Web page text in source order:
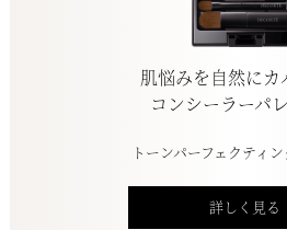
肌悩みを自然にカ
コンシーラーパレ
トーンパーフェクティ
詳しく見る